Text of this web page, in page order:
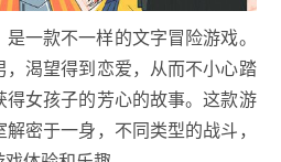
是一款不一样的文字冒险游戏。
渴望得到恋爱，从而不小心踏
女孩子的芳心的故事。这款游
密于一身，不同类型的战斗，